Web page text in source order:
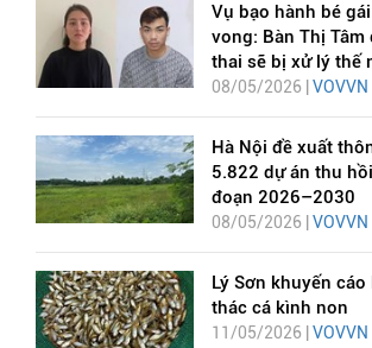
Vụ bạo hành bé
vong: Bàn Thị Tâm
thai sẽ bị xử lý thế
08/05/2026 | VOVVN
Hà Nội đề xuất
5.822 dự án thu
đoạn 2026–2030
08/05/2026 | VOVVN
Lý Sơn khuyến
thác cá kình non
11/05/2026 | VOVVN